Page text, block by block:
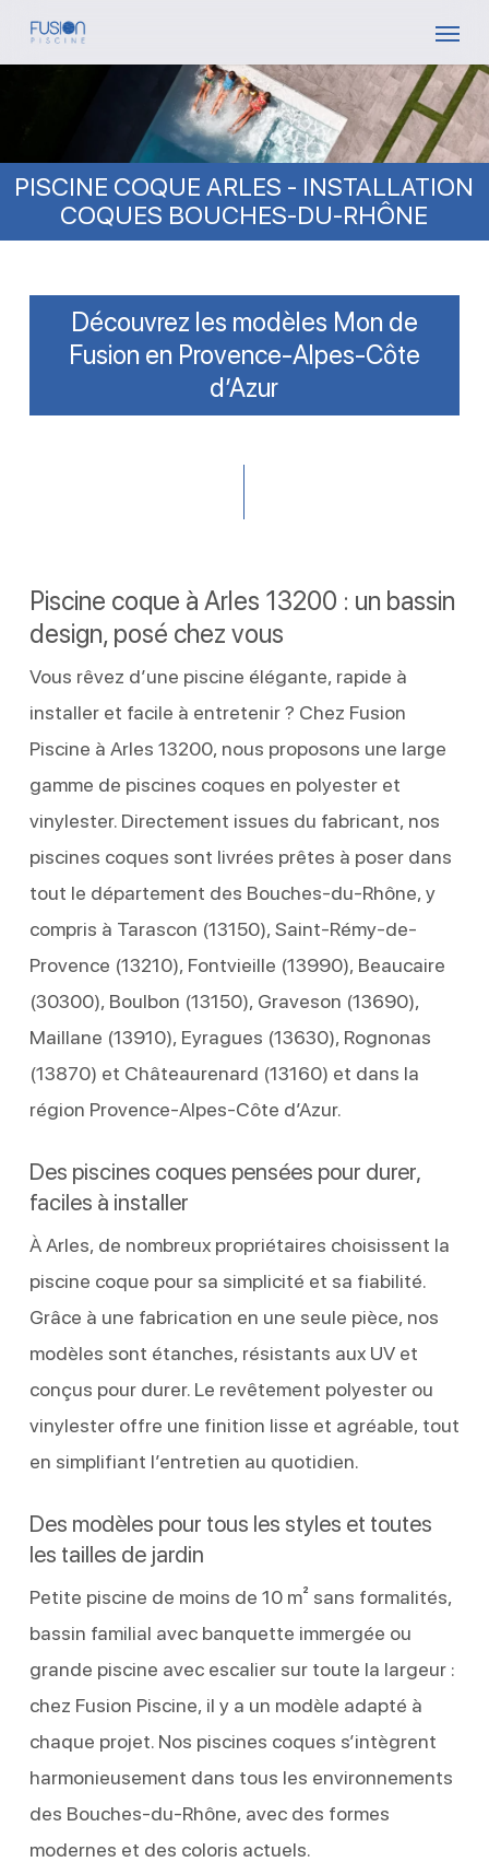
Skip
PISCINE COQUE ARLES - INSTALLATION
COQUES BOUCHES-DU-RHÔNE
Découvrez les modèles Mon de
Fusion en Provence-Alpes-Côte
d’Azur
Piscine coque à Arles 13200 : un bassin
design, posé chez vous
Vous rêvez d’une piscine élégante, rapide à
installer et facile à entretenir ? Chez Fusion
Piscine à Arles 13200, nous proposons une large
gamme de piscines coques en polyester et
vinylester. Directement issues du fabricant, nos
piscines coques sont livrées prêtes à poser dans
tout le département des Bouches-du-Rhône, y
compris à Tarascon (13150), Saint-Rémy-de-
Provence (13210), Fontvieille (13990), Beaucaire
(30300), Boulbon (13150), Graveson (13690),
Maillane (13910), Eyragues (13630), Rognonas
(13870) et Châteaurenard (13160) et dans la
région Provence-Alpes-Côte d’Azur.
Des piscines coques pensées pour durer,
faciles à installer
À Arles, de nombreux propriétaires choisissent la
piscine coque pour sa simplicité et sa fiabilité.
Grâce à une fabrication en une seule pièce, nos
modèles sont étanches, résistants aux UV et
conçus pour durer. Le revêtement polyester ou
vinylester offre une finition lisse et agréable, tout
en simplifiant l’entretien au quotidien.
Des modèles pour tous les styles et toutes
les tailles de jardin
Petite piscine de moins de 10 m² sans formalités,
bassin familial avec banquette immergée ou
grande piscine avec escalier sur toute la largeur :
chez Fusion Piscine, il y a un modèle adapté à
chaque projet. Nos piscines coques s’intègrent
harmonieusement dans tous les environnements
des Bouches-du-Rhône, avec des formes
modernes et des coloris actuels.